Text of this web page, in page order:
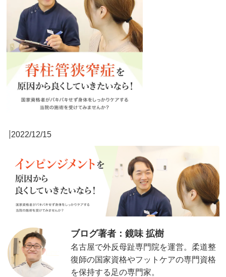
2022/12/15
ブログ著者：鏡味 拡樹
名古屋で外反母趾専門院を運営。柔道整
復師の国家資格やフットケアの専門資格
を保持する足の専門家。